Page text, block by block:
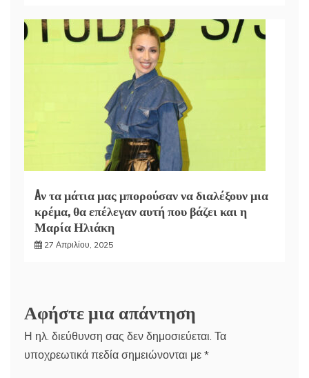
Aν τα μάτια μας μπορούσαν να διαλέξουν μια
κρέμα, θα επέλεγαν αυτή που βάζει και η
Μαρία Ηλιάκη
27 Απριλίου, 2025
Αφήστε μια απάντηση
Η ηλ. διεύθυνση σας δεν δημοσιεύεται. Τα
υποχρεωτικά πεδία σημειώνονται με *